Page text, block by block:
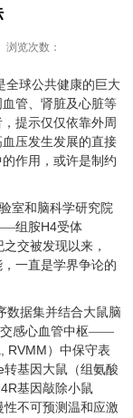
浏览次数：
全球公共健康的巨大
管、肾脏及心脏等
提示仅仅依靠外周
压发生发展的直接
作用，或许是制约
室和脑科学研究院
组胺H4受体
之交被发现以来，
一直是学界争论的
数据集并结合大鼠脑
交感心血管中枢——
RVMM ）中保守表
转基因大鼠（组氨酸
基因敲除小鼠
性不可预测温和应激